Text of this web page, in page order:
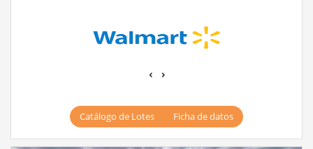
‹ ›
Catálogo de Lotes Ficha de datos